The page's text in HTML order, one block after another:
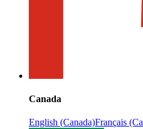
Canada
English (Canada)Français